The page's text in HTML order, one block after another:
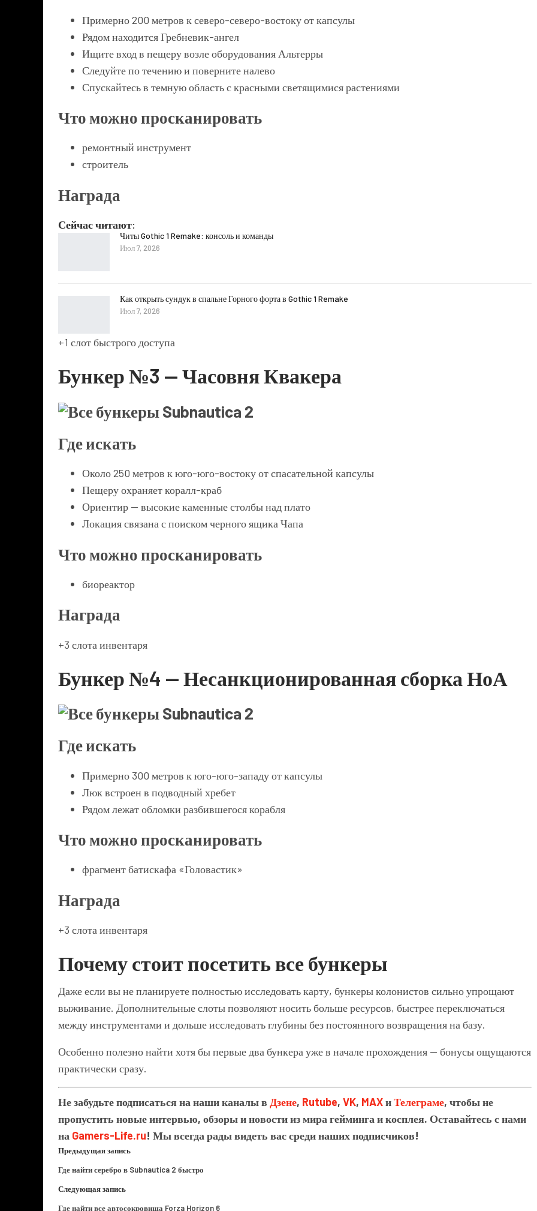
Примерно 200 метров к северо-северо-востоку от капсулы
Рядом находится Гребневик-ангел
Ищите вход в пещеру возле оборудования Альтерры
Следуйте по течению и поверните налево
Спускайтесь в темную область с красными светящимися растениями
Что можно просканировать
ремонтный инструмент
строитель
Награда
Сейчас читают:
Читы Gothic 1 Remake: консоль и команды
Июл 7, 2026
Как открыть сундук в спальне Горного форта в Gothic 1 Remake
Июл 7, 2026
+1 слот быстрого доступа
Бункер №3 — Часовня Квакера
Где искать
Около 250 метров к юго-юго-востоку от спасательной капсулы
Пещеру охраняет коралл-краб
Ориентир — высокие каменные столбы над плато
Локация связана с поиском черного ящика Чапа
Что можно просканировать
биореактор
Награда
+3 слота инвентаря
Бункер №4 — Несанкционированная сборка НоА
Где искать
Примерно 300 метров к юго-юго-западу от капсулы
Люк встроен в подводный хребет
Рядом лежат обломки разбившегося корабля
Что можно просканировать
фрагмент батискафа «Головастик»
Награда
+3 слота инвентаря
Почему стоит посетить все бункеры
Даже если вы не планируете полностью исследовать карту, бункеры колонистов сильно упрощают
выживание. Дополнительные слоты позволяют носить больше ресурсов, быстрее переключаться
между инструментами и дольше исследовать глубины без постоянного возвращения на базу.
Особенно полезно найти хотя бы первые два бункера уже в начале прохождения — бонусы ощущаются
практически сразу.
Не забудьте подписаться на наши каналы в Дзене, Rutube, VK, MAXиТелеграме, чтобы не
пропустить новые интервью, обзоры и новости из мира гейминга и косплея. Оставайтесь с нами
на Gamers-Life.ru! Мы всегда рады видеть вас среди наших подписчиков!
Предыдущая запись
Где найти серебро в Subnautica 2 быстро
Следующая запись
Где найти все автосокровища Forza Horizon 6